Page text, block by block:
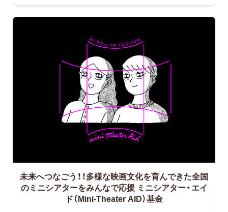
未来へつなごう！！多様な映画文化を育んできた全国
のミニシアターをみんなで応援ミニシアター・エイ
ド（Mini-Theater AID）基金